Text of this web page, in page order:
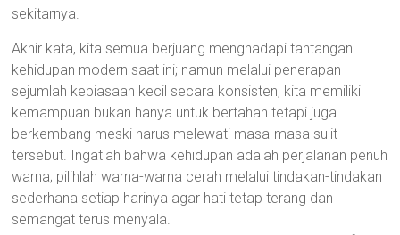
sekitarnya.
Akhir kata, kita semua berjuang menghadapi tantangan
kehidupan modern saat ini; namun melalui penerapan
sejumlah kebiasaan kecil secara konsisten, kita memiliki
kemampuan bukan hanya untuk bertahan tetapi juga
berkembang meski harus melewati masa-masa sulit
tersebut. Ingatlah bahwa kehidupan adalah perjalanan penuh
warna; pilihlah warna-warna cerah melalui tindakan-tindakan
sederhana setiap harinya agar hati tetap terang dan
semangat terus menyala.